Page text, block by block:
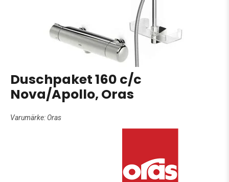
Duschpaket 160 c/c
Nova/Apollo, Oras
Varumärke: Oras